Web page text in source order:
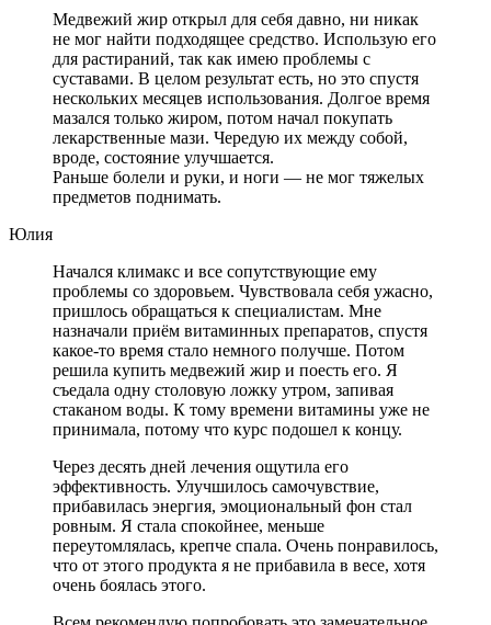
Медвежий жир открыл для себя давно, ни никак
не мог найти подходящее средство. Использую его
для растираний, так как имею проблемы с
суставами. В целом результат есть, но это спустя
нескольких месяцев использования. Долгое время
мазался только жиром, потом начал покупать
лекарственные мази. Чередую их между собой,
вроде, состояние улучшается.
Раньше болели и руки, и ноги — не мог тяжелых
предметов поднимать.
Юлия
Начался климакс и все сопутствующие ему
проблемы со здоровьем. Чувствовала себя ужасно,
пришлось обращаться к специалистам. Мне
назначали приём витаминных препаратов, спустя
какое-то время стало немного получше. Потом
решила купить медвежий жир и поесть его. Я
съедала одну столовую ложку утром, запивая
стаканом воды. К тому времени витамины уже не
принимала, потому что курс подошел к концу.
Через десять дней лечения ощутила его
эффективность. Улучшилось самочувствие,
прибавилась энергия, эмоциональный фон стал
ровным. Я стала спокойнее, меньше
переутомлялась, крепче спала. Очень понравилось,
что от этого продукта я не прибавила в весе, хотя
очень боялась этого.